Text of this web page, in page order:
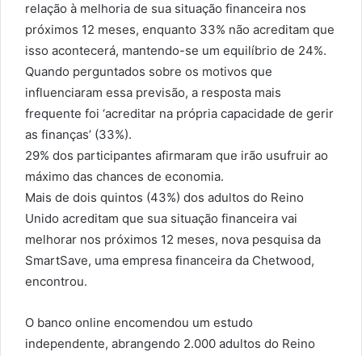
relação à melhoria de sua situação financeira nos
próximos 12 meses, enquanto 33% não acreditam que
isso acontecerá, mantendo-se um equilíbrio de 24%.
Quando perguntados sobre os motivos que
influenciaram essa previsão, a resposta mais
frequente foi ‘acreditar na própria capacidade de gerir
as finanças’ (33%).
29% dos participantes afirmaram que irão usufruir ao
máximo das chances de economia.
Mais de dois quintos (43%) dos adultos do Reino
Unido acreditam que sua situação financeira vai
melhorar nos próximos 12 meses, nova pesquisa da
SmartSave, uma empresa financeira da Chetwood,
encontrou.
O banco online encomendou um estudo
independente, abrangendo 2.000 adultos do Reino